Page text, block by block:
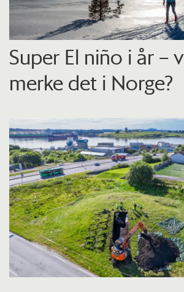
Super El niño i år –
merke det i Norge?